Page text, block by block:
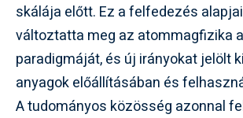
skálája előtt. Ez a felfedezés
változtatta meg az atommagfizika
paradigmáját, és új irányokat jelölt
anyagok előállításában és
A tudományos közösség azonnal